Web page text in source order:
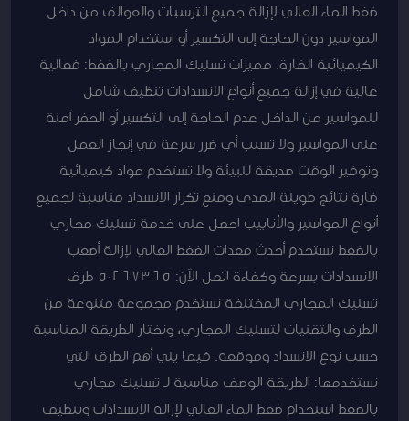
ضغط الماء العالي لإزالة جميع الترسبات والعوالق من داخل
المواسير دون الحاجة إلى التكسير أو استخدام المواد
الكيميائية الضارة. مميزات تسليك المجاري بالضغط: فعالية
عالية في إزالة جميع أنواع الانسدادات تنظيف شامل
للمواسير من الداخل عدم الحاجة إلى التكسير أو الحفر آمنة
على المواسير ولا تسبب أي ضرر سرعة في إنجاز العمل
وتوفير الوقت صديقة للبيئة ولا تستخدم مواد كيميائية
ضارة نتائج طويلة المدى ومنع تكرار الانسداد مناسبة لجميع
أنواع المواسير والأنابيب احصل على خدمة تسليك مجاري
بالضغط نستخدم أحدث معدات الضغط العالي لإزالة أصعب
الانسدادات بسرعة وكفاءة اتصل الآن: 50267365 طرق
تسليك المجاري المختلفة نستخدم مجموعة متنوعة من
الطرق والتقنيات لتسليك المجاري، ونختار الطريقة المناسبة
حسب نوع الانسداد وموقعه. فيما يلي أهم الطرق التي
نستخدمها: الطريقة الوصف مناسبة لـ تسليك مجاري
بالضغط استخدام ضغط الماء العالي لإزالة الانسدادات وتنظيف